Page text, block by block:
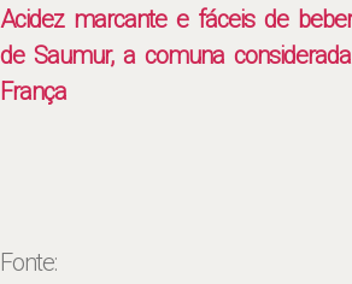
Acidez marcante e fáceis de
de Saumur, a comuna considerada
França
Fonte: